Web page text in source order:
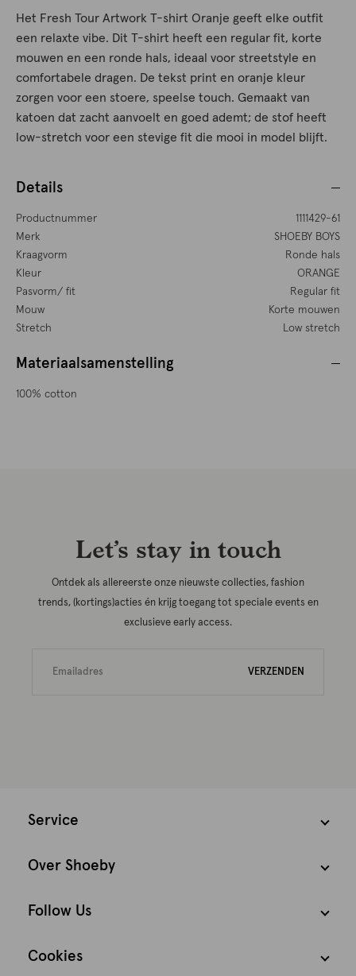
Het Fresh Tour Artwork T-shirt Oranje geeft elke outfit
een relaxte vibe. Dit T-shirt heeft een regular fit, korte
mouwen en een ronde hals, ideaal voor streetstyle en
comfortabele dragen. De tekst print en oranje kleur
zorgen voor een stoere, speelse touch. Gemaakt van
katoen dat zacht aanvoelt en goed ademt; de stof heeft
low-stretch voor een stevige fit die mooi in model blijft.
Details
Productnummer
1111429-61
Merk
SHOEBY BOYS
Kraagvorm
Ronde hals
Kleur
ORANGE
Pasvorm/ fit
Regular fit
Mouw
Korte mouwen
Stretch
Low stretch
Materiaalsamenstelling
100% cotton
Let’s stay in touch
Ontdek als allereerste onze nieuwste collecties, fashion
trends, (kortings)acties én krijg toegang tot speciale events en
exclusieve early access.
VERZENDEN
Service
Over Shoeby
Follow Us
Cookies